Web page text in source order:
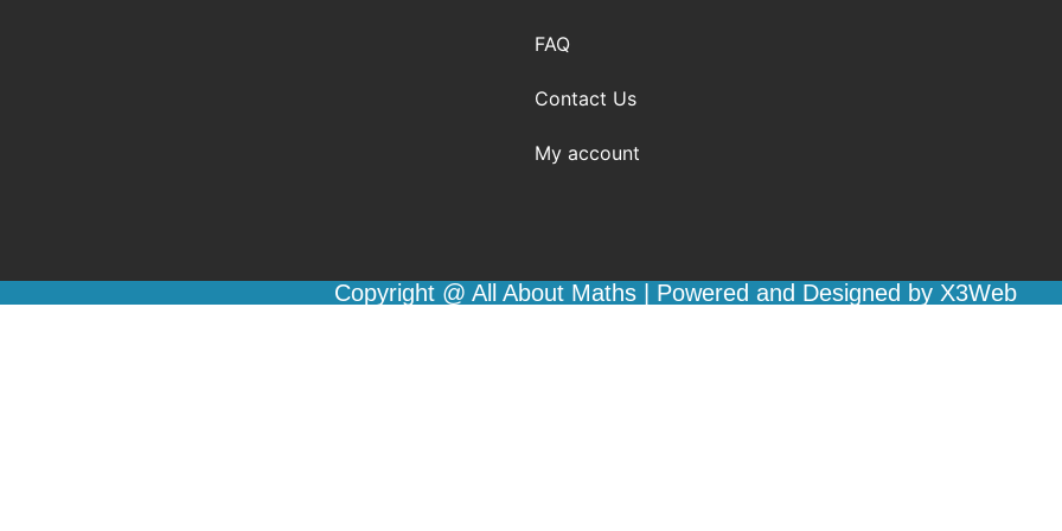
FAQ
Contact Us
My account
Copyright @ All About Maths | Powered and Designed by X3Web